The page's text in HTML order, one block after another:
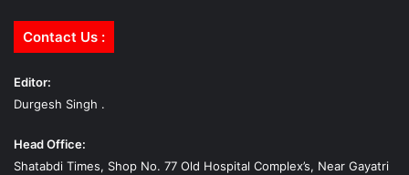
Contact Us :
Editor:
Durgesh Singh .
Head Office:
Shatabdi Times, Shop No. 77 Old Hospital Complex’s, Near Gayatri